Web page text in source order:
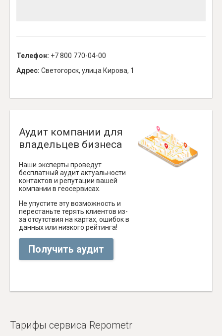
Телефон: +7 800 770-04-00
Адрес: Светогорск, улица Кирова, 1
Аудит компании для
владельцев бизнеса
Наши эксперты проведут
бесплатный аудит актуальности
контактов и репутации вашей
компании в геосервисах.
Не упустите эту возможность и
перестаньте терять клиентов из-
за отсутствия на картах, ошибок в
данных или низкого рейтинга!
Получить аудит
Тарифы сервиса Repometr